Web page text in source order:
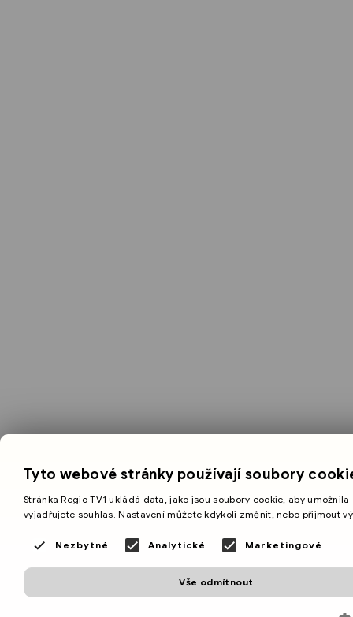
Tyto webové stránky používají soubory
Stránka Regio TV1 ukládá data, jako jsou soubory cookie, aby
vyjadřujete souhlas. Nastavení můžete kdykoli změnit, nebo přijmout
Nezbytné Analytické Marketingové
Vše odmítnout